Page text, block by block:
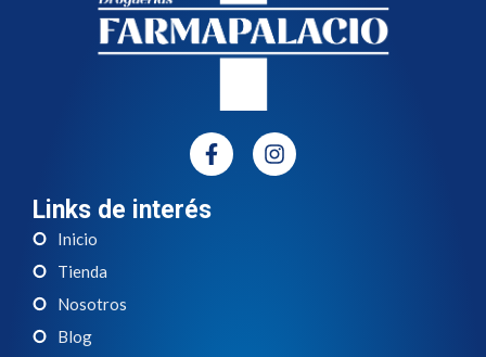
Links de interés
Inicio
Tienda
Nosotros
Blog